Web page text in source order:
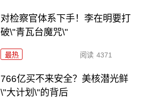
对检察官体系下手！李在明要打
破\"青瓦台魔咒\"
最热 阅读 4371
766亿买不来安全？美核潜光鲜
\"大计划\"的背后